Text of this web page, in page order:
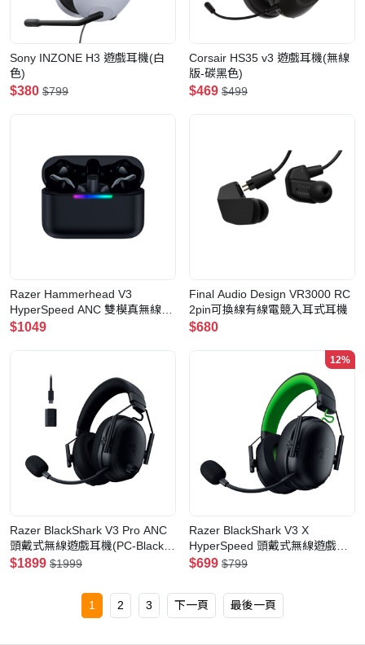
Sony INZONE H3 遊戲耳機(白
色)
$380 $799
Corsair HS35 v3 遊戲耳機(無線
版-碳黑色)
$469 $499
Razer Hammerhead V3
HyperSpeed ANC 雙模真無線入
耳式耳機
$1049
Final Audio Design VR3000 RC
2pin可換線有線電競入耳式耳機
$680
Razer BlackShark V3 Pro ANC
頭戴式無線遊戲耳機(PC-Black-
黑色)
$1899 $1999
12%
Razer BlackShark V3 X
HyperSpeed 頭戴式無線遊戲耳
機(Xbox/PC-Black-黑色)
$699 $799
1 2 3 下一頁 最後一頁